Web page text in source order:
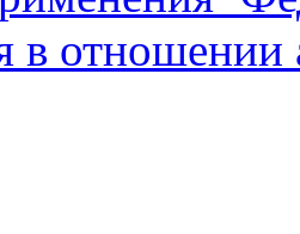
в